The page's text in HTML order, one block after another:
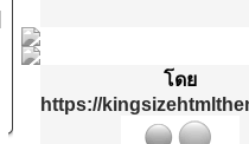
โดย
https://